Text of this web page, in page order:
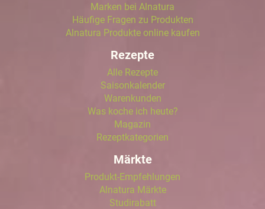
Marken bei Alnatura
Häufige Fragen zu Produkten
Alnatura Produkte online kaufen
Rezepte
Alle Rezepte
Saisonkalender
Warenkunden
Was koche ich heute?
Magazin
Rezeptkategorien
Märkte
Produkt-Empfehlungen
Alnatura Märkte
Studirabatt